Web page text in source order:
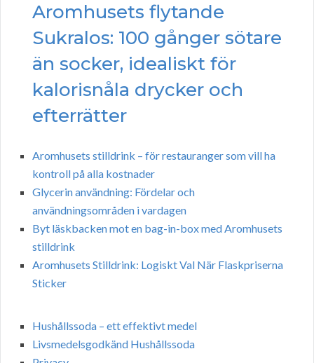
Aromhusets flytande
Sukralos: 100 gånger sötare
än socker, idealiskt för
kalorisnåla drycker och
efterrätter
Aromhusets stilldrink – för restauranger som vill ha
kontroll på alla kostnader
Glycerin användning: Fördelar och
användningsområden i vardagen
Byt läskbacken mot en bag-in-box med Aromhusets
stilldrink
Aromhusets Stilldrink: Logiskt Val När Flaskpriserna
Sticker
Hushållssoda – ett effektivt medel
Livsmedelsgodkänd Hushållssoda